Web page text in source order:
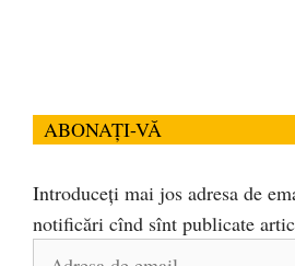
ABONAȚI-VĂ
Introduceți mai jos adresa de
notificări cînd sînt publicate